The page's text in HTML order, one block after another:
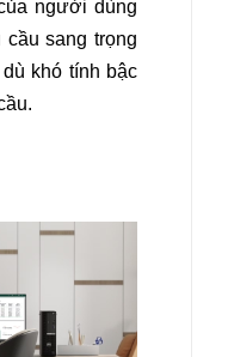
người dùng
sang trọng
khó tính bậc